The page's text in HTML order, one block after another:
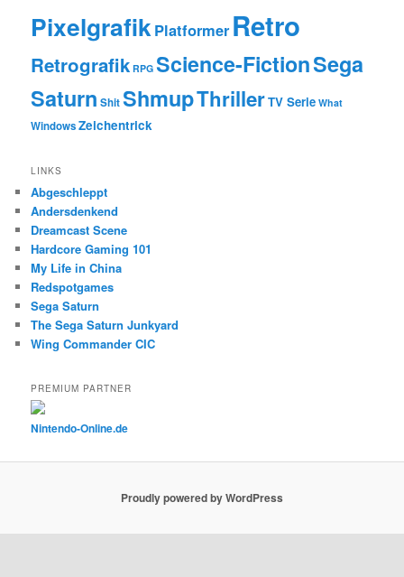
PixelgrafikPlatformer Retro
Retrografik RPG Science-FictionSega
Saturn ShitShmupThrillerTV Serie What
WindowsZeichentrick
LINKS
Abgeschleppt
Andersdenkend
Dreamcast Scene
Hardcore Gaming 101
My Life in China
Redspotgames
Sega Saturn
The Sega Saturn Junkyard
Wing Commander CIC
PREMIUM PARTNER
Nintendo-Online.de
Proudly powered by WordPress